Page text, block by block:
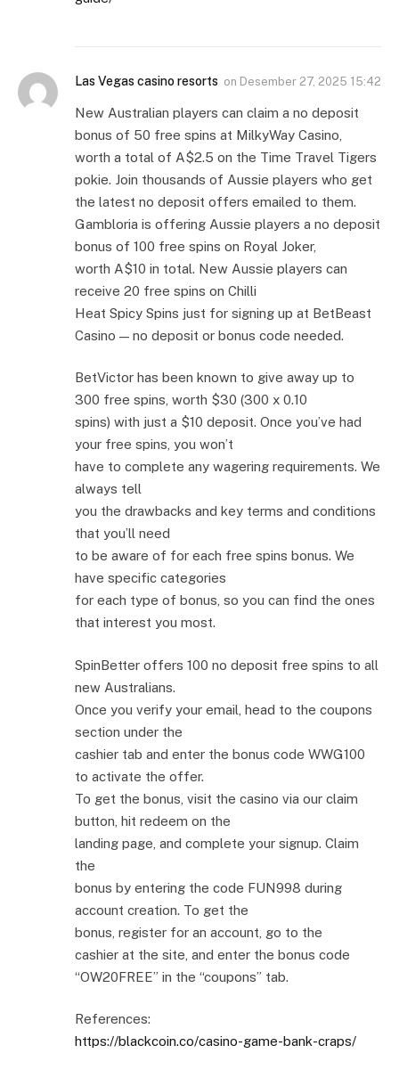
Las Vegas casino resorts on Desember 27, 2025 15:42
New Australian players can claim a no deposit
bonus of 50 free spins at MilkyWay Casino,
worth a total of A$2.5 on the Time Travel Tigers
pokie. Join thousands of Aussie players who get
the latest no deposit offers emailed to them.
Gambloria is offering Aussie players a no deposit
bonus of 100 free spins on Royal Joker,
worth A$10 in total. New Aussie players can
receive 20 free spins on Chilli
Heat Spicy Spins just for signing up at BetBeast
Casino — no deposit or bonus code needed.
BetVictor has been known to give away up to
300 free spins, worth $30 (300 x 0.10
spins) with just a $10 deposit. Once you’ve had
your free spins, you won’t
have to complete any wagering requirements. We
always tell
you the drawbacks and key terms and conditions
that you’ll need
to be aware of for each free spins bonus. We
have specific categories
for each type of bonus, so you can find the ones
that interest you most.
SpinBetter offers 100 no deposit free spins to all
new Australians.
Once you verify your email, head to the coupons
section under the
cashier tab and enter the bonus code WWG100
to activate the offer.
To get the bonus, visit the casino via our claim
button, hit redeem on the
landing page, and complete your signup. Claim
the
bonus by entering the code FUN998 during
account creation. To get the
bonus, register for an account, go to the
cashier at the site, and enter the bonus code
“OW20FREE” in the “coupons” tab.
References:
https://blackcoin.co/casino-game-bank-craps/